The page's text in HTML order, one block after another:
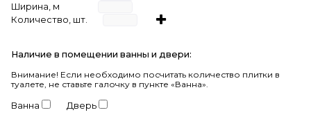
Ширина, м
Количество, шт.
Наличие в помещении ванны и двери:
Внимание! Если необходимо посчитать количество плитки в
туалете, не ставьте галочку в пункте «Ванна».
Ванна Дверь